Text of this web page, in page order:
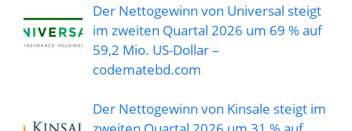
Der Nettogewinn von Universal steigt
im zweiten Quartal 2026 um 69 % auf
59,2 Mio. US-Dollar –
codematebd.com
Der Nettogewinn von Kinsale steigt im